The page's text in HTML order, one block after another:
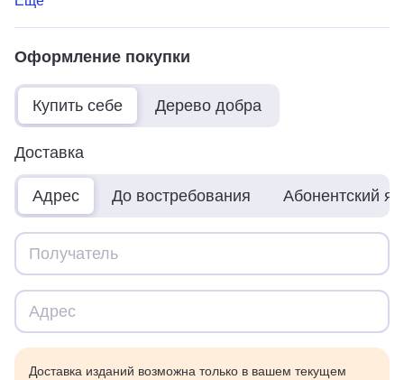
Оформление покупки
Купить себе Дерево добра
Доставка
Адрес До востребования Абонентский
Доставка изданий возможна только в вашем текущем